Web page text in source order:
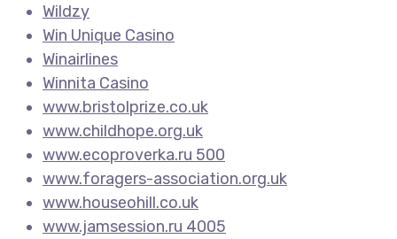
Wildzy
Win Unique Casino
Winairlines
Winnita Casino
www.bristolprize.co.uk
www.childhope.org.uk
www.ecoproverka.ru 500
www.foragers-association.org.uk
www.houseohill.co.uk
www.jamsession.ru 4005